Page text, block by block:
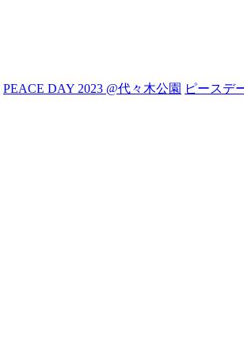
PEACE DAY 2023 @代々木公園 ピースデ